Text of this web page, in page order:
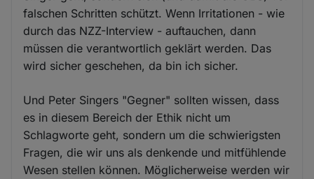
falschen Schritten schützt. Wenn Irritationen - wie
durch das NZZ-Interview - auftauchen, dann
müssen die verantwortlich geklärt werden. Das
wird sicher geschehen, da bin ich sicher.
Und Peter Singers "Gegner" sollten wissen, dass
es in diesem Bereich der Ethik nicht um
Schlagworte geht, sondern um die schwierigsten
Fragen, die wir uns als denkende und mitfühlende
Wesen stellen können. Möglicherweise werden wir